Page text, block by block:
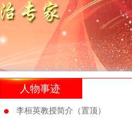
人物事迹
李桓英教授简介（置顶）